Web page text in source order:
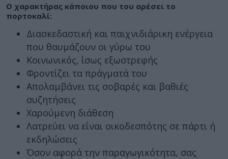
Ο χαρακτήρας κάποιου που του αρέσει το
πορτοκαλί:
Διασκεδαστική και παιχνιδιάρικη ενέργεια
που θαυμάζουν οι γύρω του
Κοινωνικός, ίσως εξωστρεφής
Φροντίζει τα πράγματά του
Απολαμβάνει τις σοβαρές και βαθιές
συζητήσεις
Χαρούμενη διάθεση
Λατρεύει να είναι οικοδεσπότης σε πάρτι ή
εκδηλώσεις
Όσον αφορά την παραγωγικότητα, σας